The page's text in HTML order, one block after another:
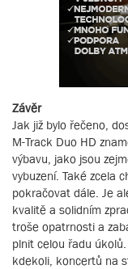
Závěr
Jak již bylo řečeno,
M-Track Duo HD
výbavu, jako jsou
vybuzení. Také zcela
pokračovat dále. Je
kvalitě a solidním
troše opatrnosti a
plnit celou řadu
kdekoli, koncertů na